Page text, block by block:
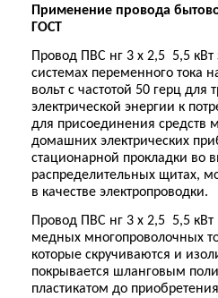
Применение провода
ГОСТ
Провод ПВС нг 3 х 2,5 5,5 кВт
системах переменного тока
вольт с частотой 50 герц для
электрической энергии к
для присоединения средств
домашних электрических
стационарной прокладки во
распределительных щитах,
в качестве электропроводки.
Провод ПВС нг 3 х 2,5 5,5 кВт
медных многопроволочных
которые скручиваются и
покрывается шланговым
пластикатом до